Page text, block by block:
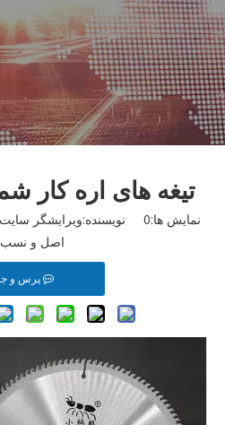
تیغه های اره کار
نمایش ها:0
اصل و
پرس و